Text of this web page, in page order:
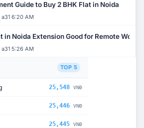
Guide to Buy 2 BHK Flat in Noida
6:20 AM
in Noida Extension Good for Remote Work?
5:26 AM
TOP 5
25,548 VNĐ
25,446 VNĐ
25,445 VNĐ